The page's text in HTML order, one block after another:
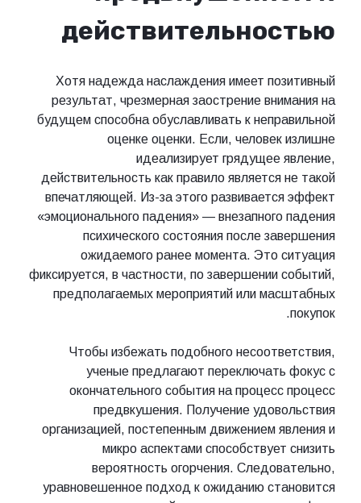
действительностью
Хотя надежда наслаждения имеет позитивный
результат, чрезмерная заострение внимания на
будущем способна обуславливать к неправильной
оценке оценки. Если, человек излишне
идеализирует грядущее явление,
действительность как правило является не такой
впечатляющей. Из-за этого развивается эффект
«эмоционального падения» — внезапного падения
психического состояния после завершения
ожидаемого ранее момента. Это ситуация
фиксируется, в частности, по завершении событий,
предполагаемых мероприятий или масштабных
покупок.
Чтобы избежать подобного несоответствия,
ученые предлагают переключать фокус с
окончательного события на процесс процесс
предвкушения. Получение удовольствия
организацией, постепенным движением явления и
микро аспектами способствует снизить
вероятность огорчения. Следовательно,
уравновешенное подход к ожиданию становится